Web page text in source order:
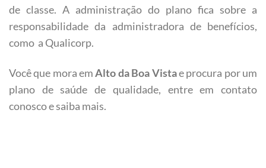
de classe. A administração do plano fica sobre a
responsabilidade da administradora de benefícios,
como a Qualicorp.
Você que mora emAlto da Boa Vistae procura por um
plano de saúde de qualidade, entre em contato
conosco e saiba mais.